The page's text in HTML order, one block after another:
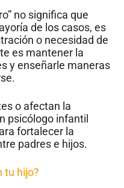
no significa que
de los casos, es
o necesidad de
es mantener la
y enseñarle maneras
o afectan la
psicólogo infantil
fortalecer la
padres e hijos.
tu hijo?